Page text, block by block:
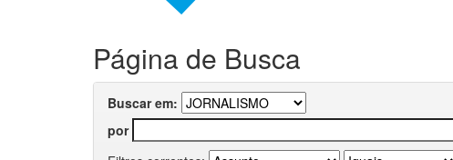
Página de Busca
Buscar em:
por